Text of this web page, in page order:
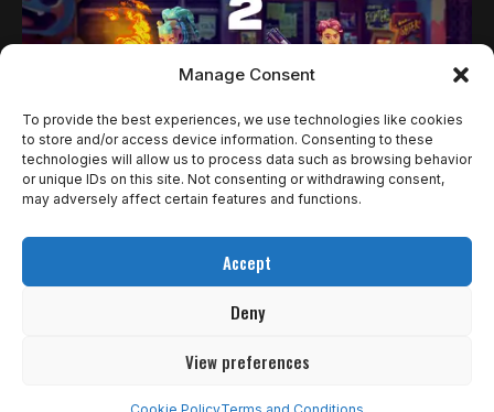
Manage Consent
To provide the best experiences, we use technologies like cookies
to store and/or access device information. Consenting to these
technologies will allow us to process data such as browsing behavior
or unique IDs on this site. Not consenting or withdrawing consent,
may adversely affect certain features and functions.
Accept
Deny
View preferences
NOTÍCIAS
ECHO GENERATION 2: COCOCUCUMBER
ANUNCIA SEQUÊNCIA PARA PC E XBOX EM
2026
Cococucumber revelou oficialmente Echo Generation 2, o
novo capítulo de sua aclamada…